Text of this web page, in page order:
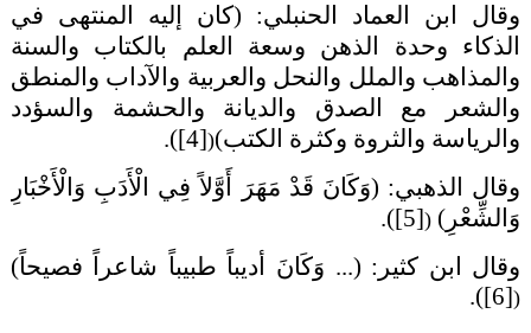
وقال
ابن العماد الحنبلي: (كان إليه المنتهى في
الذكاء وحدة الذهن وسعة العلم بالكتاب والسنة
والمذاهب والملل والنحل والعربية والآداب والمنطق
والشعر مع الصدق والديانة والحشمة والسؤدد
والرياسة والثروة وكثرة الكتب)(
[4]
)
.
وقال
الذهبي: (وَكَانَ قَدْ مَهَرَ أَوَّلاً فِي الْأَدَبِ وَالْأَخْبَارِ
وَالشِّعْرِ) (
[5]
)
.
وقال ابن كثير : (... وَكَانَ أديباً طبيباً شاعراً فصيحاً)
(
[6]
)
.